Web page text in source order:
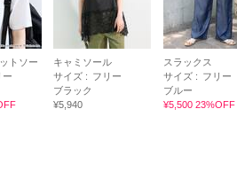
トソー
ー
キャミソール
サイズ : フリー
ブラック
¥5,940
スラックス
サイズ : フリー
ブルー
¥5,500 23%OFF